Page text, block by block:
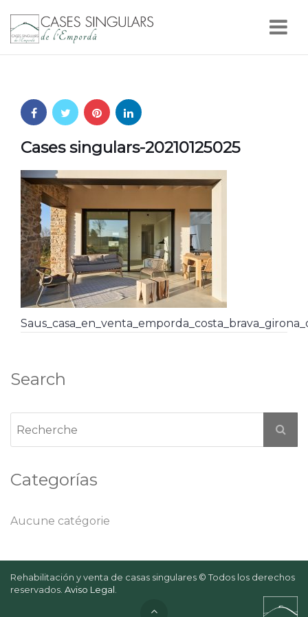
Cases singulars-20210125025
Search
Categorías
Aucune catégorie
Rehabilitación y venta de casas singulares © Todos los derechos
reservados. Aviso Legal